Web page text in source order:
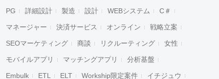
PG 詳細設計 製造 設計 WEBシステム C＃
マネージャー 決済サービス オンライン 戦略立案
SEOマーケティング 商談 リクルーティング 女性
モバイルアプリ マッチングアプリ 分析基盤
Embulk ETL ELT Workship限定案件 イチジュウ